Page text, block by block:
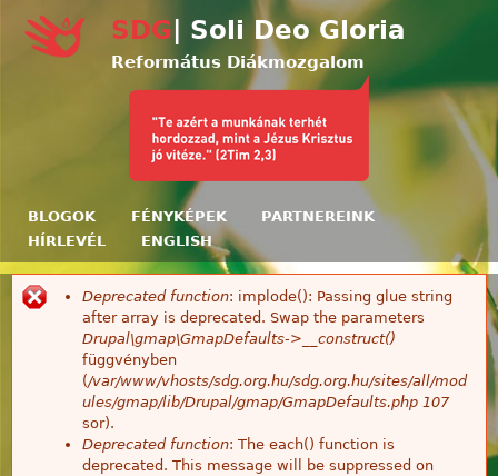
Ugrás a tartalomra
SDG | Soli Deo Gloria
Református Diákmozgalom
BLOGOK FÉNYKÉPEK
PARTNEREINK
HÍRLEVÉL
ENGLISH
Hibaüzenet
Deprecated function: implode(): Passing glue string
after array is deprecated. Swap the parameters
Drupal\gmap\GmapDefaults->__construct()
függvényben
(/var/www/vhosts/sdg.org.hu/sdg.org.hu/sites/all/mod
ules/gmap/lib/Drupal/gmap/GmapDefaults.php 107
sor).
Deprecated function: The each() function is
deprecated. This message will be suppressed on